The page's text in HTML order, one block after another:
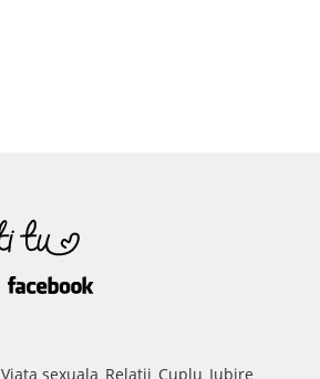
Viata sexuala, Relatii, Cuplu, Iubire,